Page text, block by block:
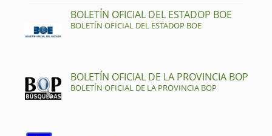
BOLETÍN OFICIAL DEL ESTADOP BOE
BOLETÍN OFICIAL DEL ESTADOP BOE
BOLETÍN OFICIAL DE LA PROVINCIA BOP
BOLETÍN OFICIAL DE LA PROVINCIA BOP